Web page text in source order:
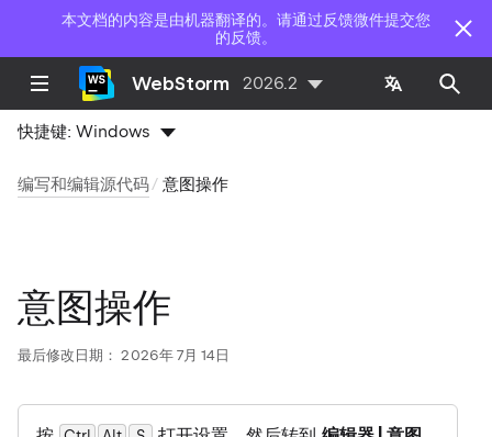
本文档的内容是由机器翻译的。请通过反馈微件提交您
的反馈。
WebStorm 2026.2
快捷键:Windows
编写和编辑源代码 意图操作
意图操作
最后修改日期： 2026年 7月 14日